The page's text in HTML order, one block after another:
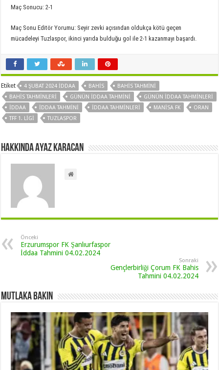
Maç Sonucu: 2-1
Maç Sonu Editör Yorumu: Seyir zevki açısından oldukça kötü geçen
mücadeleyi Tuzlaspor, ikinci yarıda bulduğu gol ile 2-1 kazanmayı başardı.
Etiket 4 ŞUBAT 2024 İDDAA BAHIS
BAHIS TAHMINI
BAHIS TAHMINLERI
GÜNÜN IDDAA TAHMINI
GÜNÜN IDDAA TAHMINLERI
IDDAA
IDDAA TAHMINI IDDAA TAHMINLERI MANISA FK
ORAN
TFF 1. LIGI
TUZLASPOR
Hakkında Ayaz Karacan
Önceki
Erzurumspor FK Şanlıurfaspor
İddaa Tahmini 04.02.2024
Sonraki
Gençlerbirliği Çorum FK Bahis
Tahmini 04.02.2024
Mutlaka Bakın